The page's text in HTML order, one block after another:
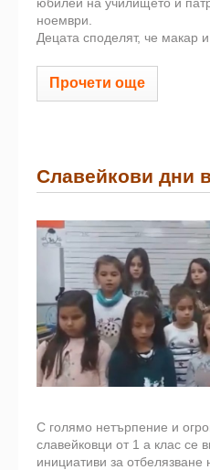
ноември.
Децата споделят, че макар и
Прочети още
Славейкови дни
С голямо нетърпение и
славейковци от 1 а клас се
инициативи за